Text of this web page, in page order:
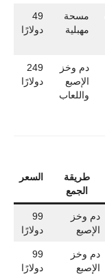
مسحة
مهبلية
49
دولارًا
دم وخز
الإصبع
واللعاب
249
دولارًا
طريقة
الجمع
السعر
دم وخز
الإصبع
99
دولارًا
دم وخز
الإصبع
99
دولارًا